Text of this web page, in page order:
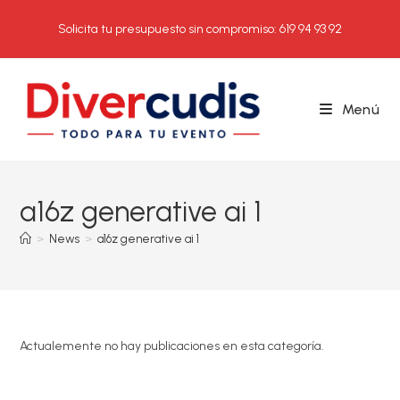
contenido
Solicita tu presupuesto sin compromiso: 619 94 93 92
Menú
a16z generative ai 1
> News > a16z generative ai 1
Actualemente no hay publicaciones en esta categoría.